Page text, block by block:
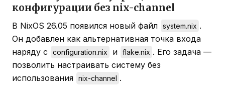
конфигурации без nix-channel
В NixOS 26.05 появился новый файл system.nix .
Он добавлен как альтернативная точка входа
наряду с
configuration.nix и flake.nix . Его задача —
позволить настраивать систему без
использования nix-channel .